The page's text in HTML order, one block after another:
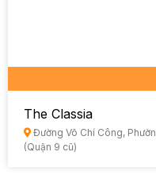
The Classia
Đường Võ Chí Công,
(Quận 9 cũ)